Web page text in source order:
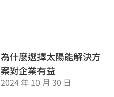
為什麼選擇太陽能解決方
案對企業有益
2024 年 10 月 30 日